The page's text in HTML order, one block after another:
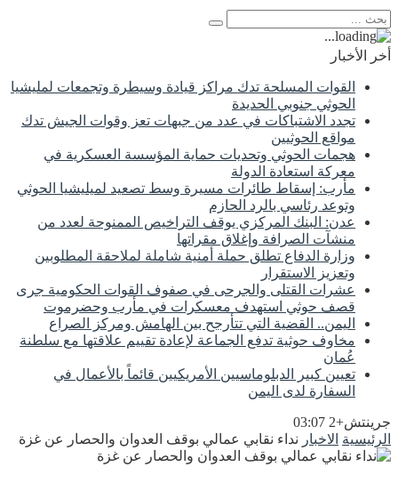
أخر الأخبار
القوات المسلحة تدك مراكز قيادة وسيطرة وتجمعات لمليشيا
الحوثي جنوبي الحديدة
تجدد الاشتباكات في عدد من جبهات تعز وقوات الجيش تدك
مواقع الحوثيين
هجمات الحوثي وتحديات حماية المؤسسة العسكرية في
معركة استعادة الدولة
مأرب: إسقاط طائرات مسيرة وسط تصعيد لميليشيا الحوثي
وتوعد رئاسي بالرد الحازم
عدن: البنك المركزي يوقف التراخيص الممنوحة لعدد من
منشآت الصرافة وإغلاق مقراتها
وزارة الدفاع تطلق حملة أمنية شاملة لملاحقة المطلوبين
وتعزيز الاستقرار
عشرات القتلى والجرحى في صفوف القوات الحكومية جرى
قصف حوثي استهدف معسكرات في مأرب وحضرموت
اليمن.. القضية التي تتأرجح بين الهامش ومركز الصراع
مخاوف حوثية تدفع الجماعة لإعادة تقييم علاقتها مع سلطنة
عُمان
تعيين كبير الدبلوماسيين الأمريكيين قائماً بالأعمال في
السفارة لدى اليمن
جرينتش+2 03:07
الرئيسية الاخبار نداء نقابي عمالي بوقف العدوان والحصار عن غزة